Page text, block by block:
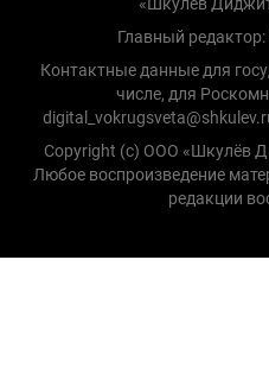
Главный
Контактные данные для
числе, для
Copyright (с) ООО «Шкулёв
Любое воспроизведение
редакции